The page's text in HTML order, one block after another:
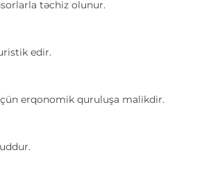
təchiz olunur.
edir.
erqonomik quruluşa malikdir.